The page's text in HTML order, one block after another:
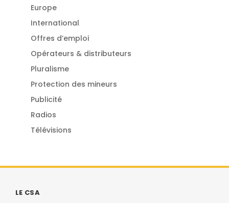
Europe
International
Offres d’emploi
Opérateurs & distributeurs
Pluralisme
Protection des mineurs
Publicité
Radios
Télévisions
LE CSA